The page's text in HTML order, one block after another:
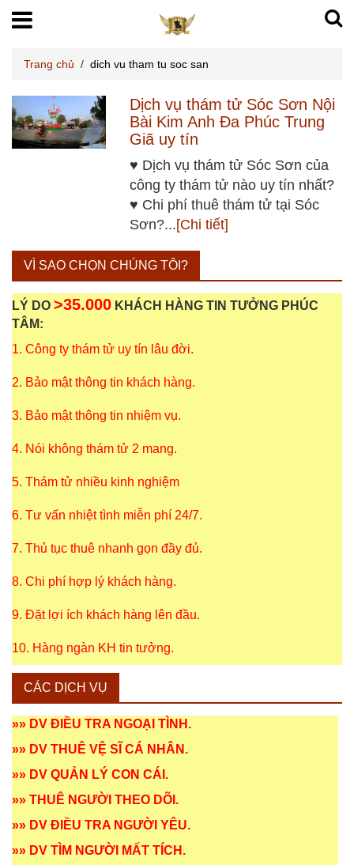
Trang chủ / dich vu tham tu soc san
Dịch vụ thám tử Sóc Sơn Nội
Bài Kim Anh Đa Phúc Trung
Giã uy tín
♥ Dịch vụ thám tử Sóc Sơn của
công ty thám tử nào uy tín nhất?
♥ Chi phí thuê thám tử tại Sóc
Sơn?...[Chi tiết]
VÌ SAO CHỌN CHÚNG TÔI?
LÝ DO >35.000 KHÁCH HÀNG TIN TƯỞNG PHÚC
TÂM:
1. Công ty thám tử uy tín lâu đời.
2. Bảo mật thông tin khách hàng.
3. Bảo mật thông tin nhiệm vụ.
4. Nói không thám tử 2 mang.
5. Thám tử nhiều kinh nghiệm
6. Tư vấn nhiệt tình miễn phí 24/7.
7. Thủ tục thuê nhanh gọn đầy đủ.
8. Chi phí hợp lý khách hàng.
9. Đặt lợi ích khách hàng lên đầu.
10. Hàng ngàn KH tin tưởng.
CÁC DỊCH VỤ
»» DV ĐIỀU TRA NGOẠI TÌNH .
»» DV THUÊ VỆ SĨ CÁ NHÂN .
»» DV QUẢN LÝ CON CÁI .
»» THUÊ NGƯỜI THEO DÕI .
»» DV ĐIỀU TRA NGƯỜI YÊU.
»» DV TÌM NGƯỜI MẤT TÍCH .